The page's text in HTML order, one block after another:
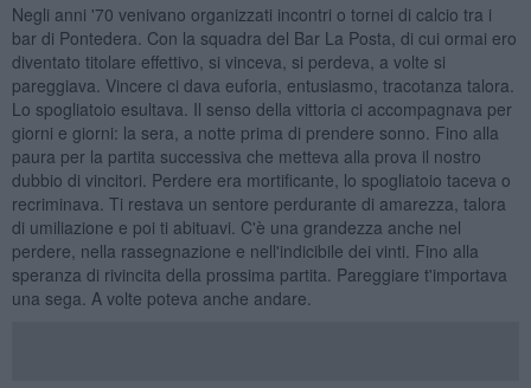
Negli anni '70 venivano organizzati incontri o tornei di calcio tra i
bar di Pontedera. Con la squadra del Bar La Posta, di cui ormai ero
diventato titolare effettivo, si vinceva, si perdeva, a volte si
pareggiava. Vincere ci dava euforia, entusiasmo, tracotanza talora.
Lo spogliatoio esultava. Il senso della vittoria ci accompagnava per
giorni e giorni: la sera, a notte prima di prendere sonno. Fino alla
paura per la partita successiva che metteva alla prova il nostro
dubbio di vincitori. Perdere era mortificante, lo spogliatoio taceva o
recriminava. Ti restava un sentore perdurante di amarezza, talora
di umiliazione e poi ti abituavi. C'è una grandezza anche nel
perdere, nella rassegnazione e nell'indicibile dei vinti. Fino alla
speranza di rivincita della prossima partita. Pareggiare t'importava
una sega. A volte poteva anche andare.